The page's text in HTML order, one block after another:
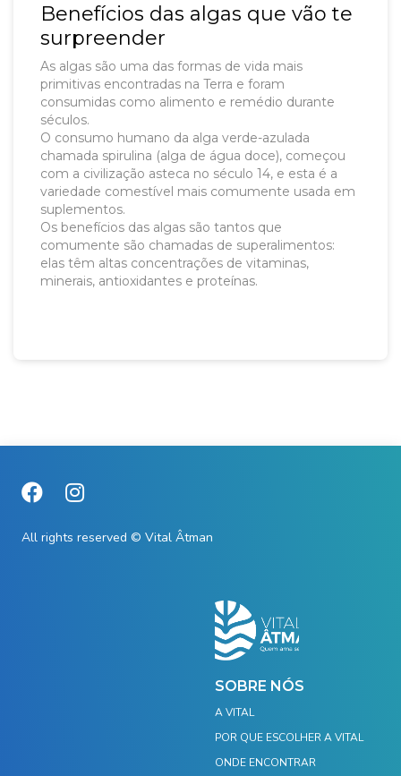
Benefícios das algas que vão te
surpreender
As algas são uma das formas de vida mais
primitivas encontradas na Terra e foram
consumidas como alimento e remédio durante
séculos.
O consumo humano da alga verde-azulada
chamada spirulina (alga de água doce), começou
com a civilização asteca no século 14, e esta é a
variedade comestível mais comumente usada em
suplementos.
Os benefícios das algas são tantos que
comumente são chamadas de superalimentos:
elas têm altas concentrações de vitaminas,
minerais, antioxidantes e proteínas.
SOBRE NÓS
A VITAL
POR QUE ESCOLHER A VITAL
ONDE ENCONTRAR
All rights reserved © Vital Âtman